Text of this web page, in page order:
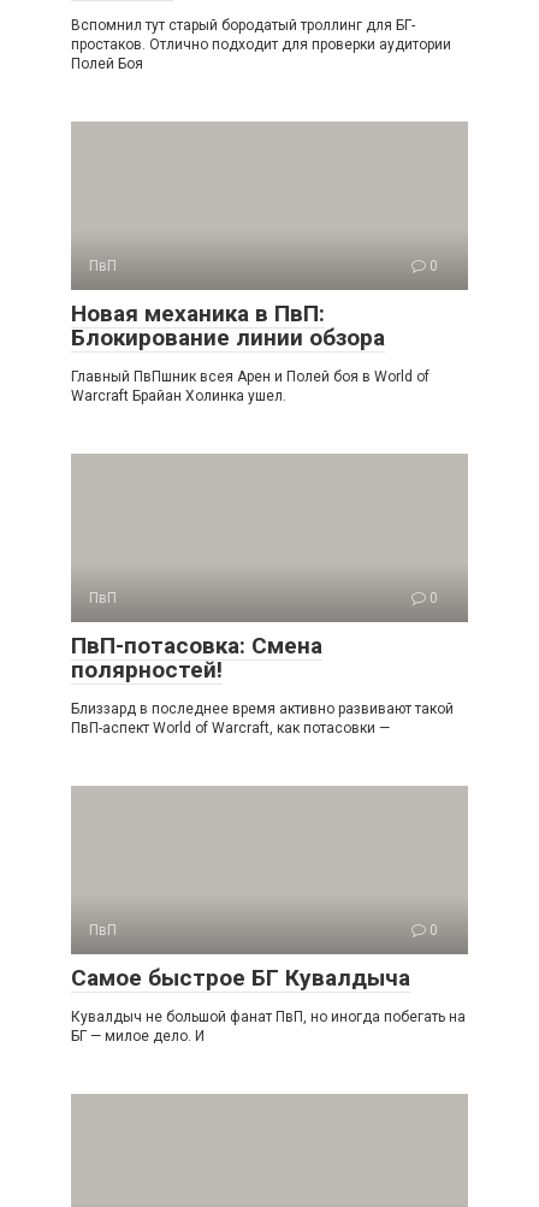
Вспомнил тут старый бородатый троллинг для БГ-
простаков. Отлично подходит для проверки аудитории
Полей Боя
ПвП 0
Новая механика в ПвП:
Блокирование линии обзора
Главный ПвПшник всея Арен и Полей боя в World of
Warcraft Брайан Холинка ушел.
ПвП 0
ПвП-потасовка: Смена
полярностей!
Близзард в последнее время активно развивают такой
ПвП-аспект World of Warcraft, как потасовки —
ПвП 0
Самое быстрое БГ Кувалдыча
Кувалдыч не большой фанат ПвП, но иногда побегать на
БГ — милое дело. И